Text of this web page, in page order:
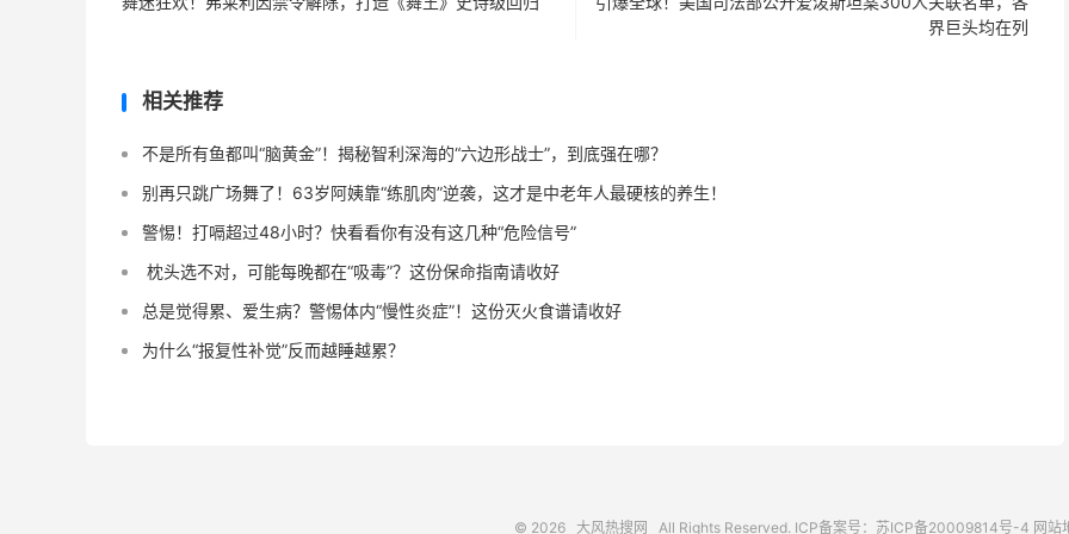
界巨头均在列
相关推荐
不是所有鱼都叫“脑黄金”！揭秘智利深海的“六边形战士”，到底强在哪？
别再只跳广场舞了！63岁阿姨靠“练肌肉”逆袭，这才是中老年人最硬核的养生！
警惕！打嗝超过48小时？快看看你有没有这几种“危险信号”️
️ 枕头选不对，可能每晚都在“吸毒”？这份保命指南请收好
总是觉得累、爱生病？警惕体内“慢性炎症”！这份灭火食谱请收好
为什么“报复性补觉”反而越睡越累？
© 2026 大风热搜网 All Rights Reserved. ICP备案号： 苏ICP备20009814号-4 网站